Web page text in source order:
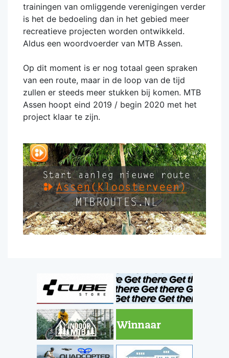
trainingen van omliggende verenigingen verder
is het de bedoeling dan in het gebied meer
recreatieve projecten worden ontwikkeld.
Aldus een woordvoerder van MTB Assen.
Op dit moment is er nog totaal geen spraken
van een route, maar in de loop van de tijd
zullen er steeds meer stukken bij komen. MTB
Assen hoopt eind 2019 / begin 2020 met het
project klaar te zijn.